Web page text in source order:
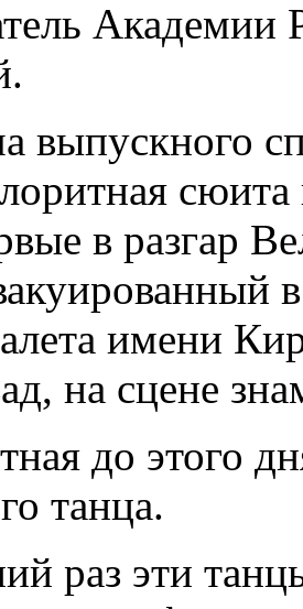
Академии
выпускного
в разгар
имени
на сцене
до этого
танца.
раз эти